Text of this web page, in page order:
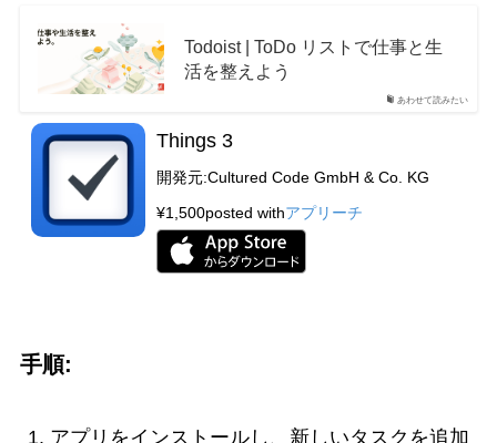
あわせて読みたい
Todoist | ToDo リストで仕事と生
活を整えよう
Things 3
開発元:Cultured Code GmbH & Co. KG
¥1,500posted withアプリーチ
手順:
アプリをインストールし、新しいタスクを追加